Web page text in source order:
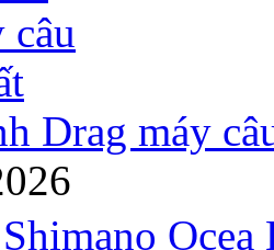
Drag máy